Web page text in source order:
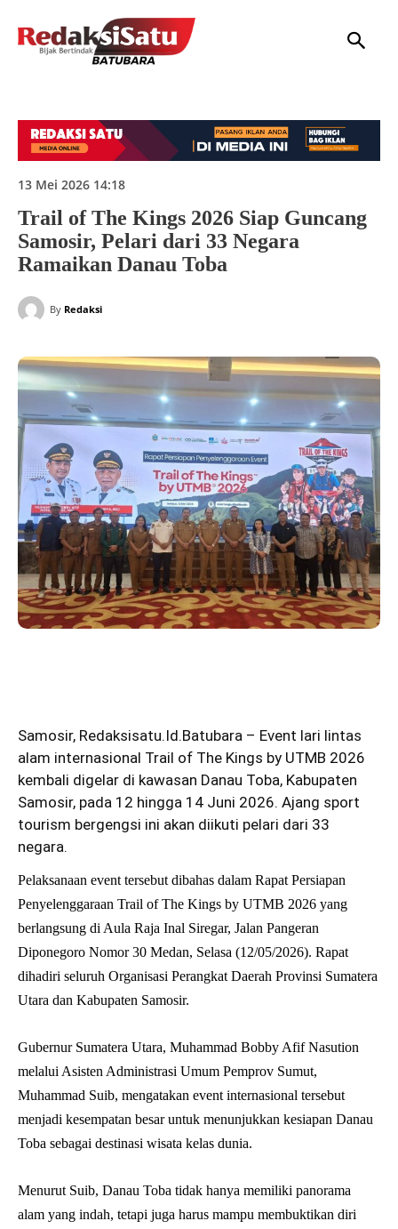
13 Mei 2026 14:18
Trail of The Kings 2026 Siap Guncang
Samosir, Pelari dari 33 Negara
Ramaikan Danau Toba
By Redaksi
Samosir, Redaksisatu.Id.Batubara – Event lari lintas
alam internasional Trail of The Kings by UTMB 2026
kembali digelar di kawasan Danau Toba, Kabupaten
Samosir, pada 12 hingga 14 Juni 2026. Ajang sport
tourism bergengsi ini akan diikuti pelari dari 33
negara.
Pelaksanaan event tersebut dibahas dalam Rapat Persiapan
Penyelenggaraan Trail of The Kings by UTMB 2026 yang
berlangsung di Aula Raja Inal Siregar, Jalan Pangeran
Diponegoro Nomor 30 Medan, Selasa (12/05/2026). Rapat
dihadiri seluruh Organisasi Perangkat Daerah Provinsi Sumatera
Utara dan Kabupaten Samosir.
Gubernur Sumatera Utara, Muhammad Bobby Afif Nasution
melalui Asisten Administrasi Umum Pemprov Sumut,
Muhammad Suib, mengatakan event internasional tersebut
menjadi kesempatan besar untuk menunjukkan kesiapan Danau
Toba sebagai destinasi wisata kelas dunia.
Menurut Suib, Danau Toba tidak hanya memiliki panorama
alam yang indah, tetapi juga harus mampu membuktikan diri